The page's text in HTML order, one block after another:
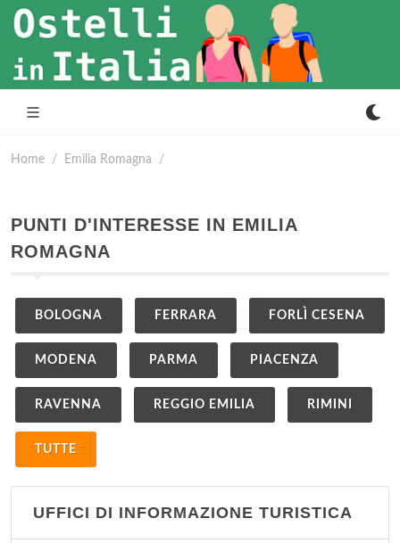
Home Emilia Romagna
PUNTI D'INTERESSE IN EMILIA
ROMAGNA
BOLOGNA FERRARA FORLÌ CESENA
MODENA PARMA PIACENZA
RAVENNA REGGIO EMILIA RIMINI
TUTTE
UFFICI DI INFORMAZIONE TURISTICA